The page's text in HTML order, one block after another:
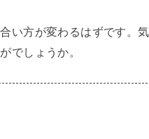
い方が変わるはずです。
でしょうか。